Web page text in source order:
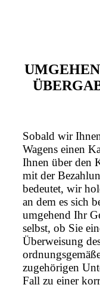
Sobald wir
Wagens einen
Ihnen über den
mit der
bedeutet, wir
an dem es sich
umgehend Ihr
selbst, ob Sie
Überweisung
zugehörigen
Fall zu einer